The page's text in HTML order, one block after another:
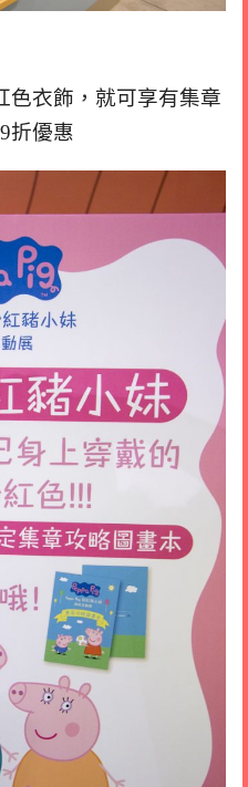
色衣飾，就可享有集章
折優惠